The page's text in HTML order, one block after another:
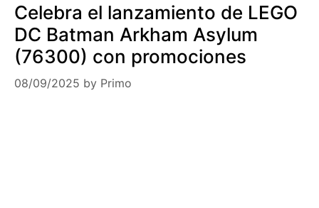
Celebra el lanzamiento de LEGO
DC Batman Arkham Asylum
(76300) con promociones
08/09/2025 by Primo